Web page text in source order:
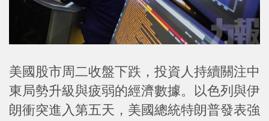
美國股市周二收盤下跌，投資人持續關注中
東局勢升級與疲弱的經濟數據。以色列與伊
朗衝突進入第五天，美國總統特朗普發表強